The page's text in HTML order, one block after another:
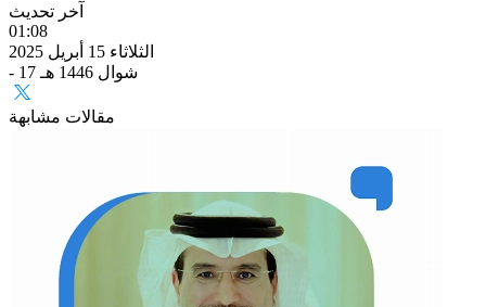
آخر تحديث
01:08
الثلاثاء 15 أبريل 2025
- 17 شوال 1446 هـ
مقالات مشابهة